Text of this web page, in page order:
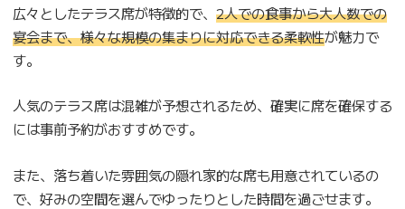
広々としたテラス席が特徴的で、 2人での食事から大人数での
宴会まで、様々な規模の集まりに対応できる柔軟性が魅力で
す。
人気のテラス席は混雑が予想されるため、確実に席を確保する
には事前予約がおすすめです。
また、落ち着いた雰囲気の隠れ家的な席も用意されているの
で、好みの空間を選んでゆったりとした時間を過ごせます。